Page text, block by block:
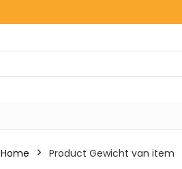
Home Product Gewicht van item